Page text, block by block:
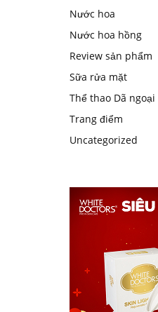
Nước hoa
Nước hoa hồng
Review sản phẩm
Sữa rửa mặt
Thể thao Dã ngoại
Trang điểm
Uncategorized